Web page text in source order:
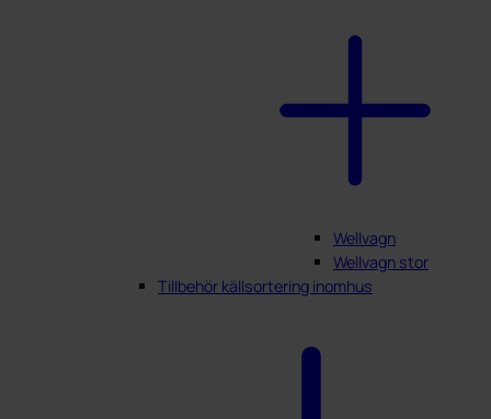
Wellvagn
Wellvagn stor
Tillbehör källsortering inomhus